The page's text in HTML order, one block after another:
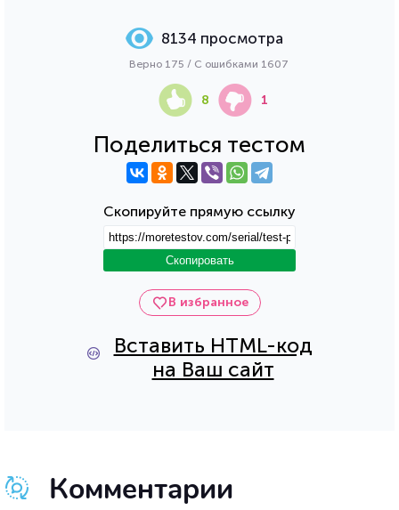
В избранное
Вставить HTML-код
на Ваш сайт
Поделиться тестом
Скопируйте прямую ссылку
Скопировать
8134 просмотра
Верно 175 / С ошибками 1607
8 1
Комментарии